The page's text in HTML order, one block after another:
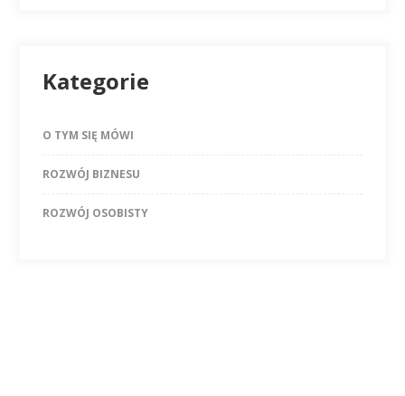
Kategorie
O TYM SIĘ MÓWI
ROZWÓJ BIZNESU
ROZWÓJ OSOBISTY